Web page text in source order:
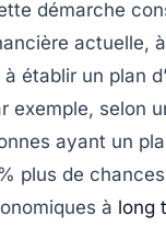
démarche
actuelle,
établir un plan
exemple, selon
ayant un
plus de chances
à long